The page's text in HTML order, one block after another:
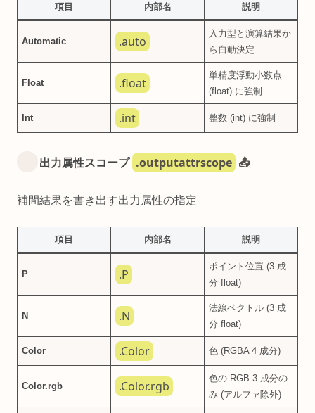
項目 内部名 説明
Automatic .auto
入力型と演算結果か
ら自動決定
Float .float
単精度浮動小数点
(float) に強制
Int .int 整数 (int) に強制
出力属性スコープ .outputattrscope 📤
補間結果を書き出す出力属性の指定
項目 内部名 説明
P .P
ポイント位置 (3 成
分 float)
N .N
法線ベクトル (3 成
分 float)
Color .Color 色 (RGBA 4 成分)
Color.rgb .Color.rgb
色の RGB 3 成分の
み (アルファ除外)